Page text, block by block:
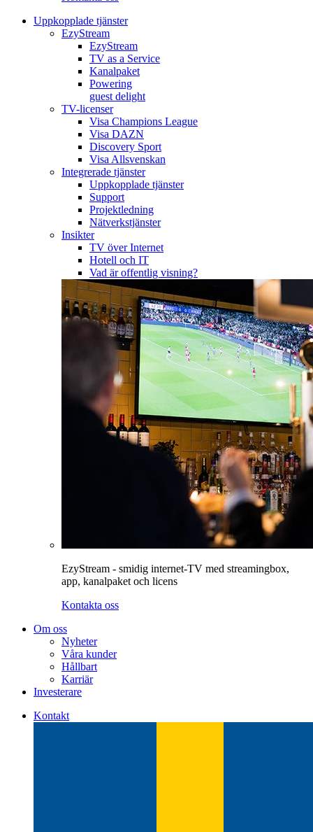
Uppkopplade tjänster
EzyStream
EzyStream
TV as a Service
Kanalpaket
Powering
guest delight
TV-licenser
Visa Champions League
Visa DAZN
Discovery Sport
Visa Allsvenskan
Integrerade tjänster
Uppkopplade tjänster
Support
Projektledning
Nätverkstjänster
Insikter
TV över Internet
Hotell och IT
Vad är offentlig visning?
EzyStream - smidig internet-TV med streamingbox,
app, kanalpaket och licens
Kontakta oss
Om oss
Nyheter
Våra kunder
Hållbart
Karriär
Investerare
Kontakt